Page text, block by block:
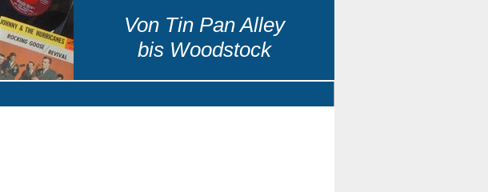
Von Tin Pan Alley
bis Woodstock